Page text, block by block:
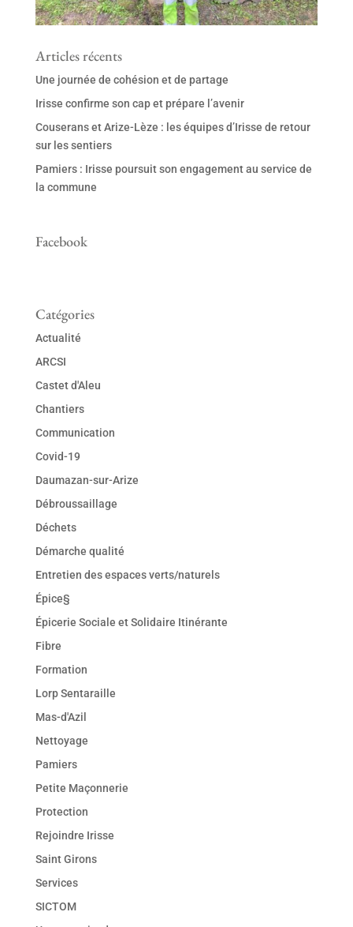
Articles récents
Une journée de cohésion et de partage
Irisse confirme son cap et prépare l’avenir
Couserans et Arize-Lèze : les équipes d’Irisse de retour
sur les sentiers
Pamiers : Irisse poursuit son engagement au service de
la commune
Facebook
Catégories
Actualité
ARCSI
Castet d'Aleu
Chantiers
Communication
Covid-19
Daumazan-sur-Arize
Débroussaillage
Déchets
Démarche qualité
Entretien des espaces verts/naturels
Épice§
Épicerie Sociale et Solidaire Itinérante
Fibre
Formation
Lorp Sentaraille
Mas-d'Azil
Nettoyage
Pamiers
Petite Maçonnerie
Protection
Rejoindre Irisse
Saint Girons
Services
SICTOM